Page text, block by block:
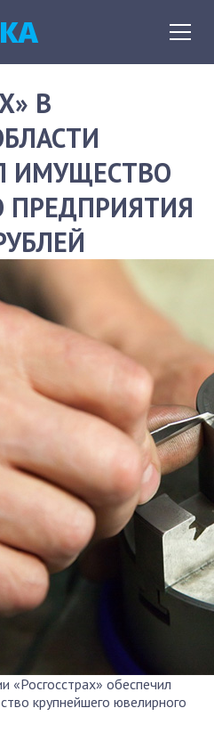
В
ИМУЩЕСТВО
ПРЕДПРИЯТИЯ
«Росгосстрах» обеспечил
крупнейшего ювелирного